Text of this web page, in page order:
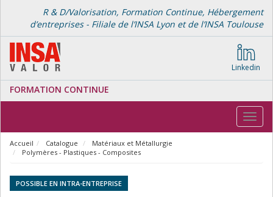
R & D/Valorisation, Formation Continue, Hébergement
d’entreprises - Filiale de l’INSA Lyon et de l’INSA Toulouse
Linkedin
FORMATION CONTINUE
Accueil Catalogue
Matériaux et Métallurgie
Polymères - Plastiques - Composites
POSSIBLE EN INTRA-ENTREPRISE